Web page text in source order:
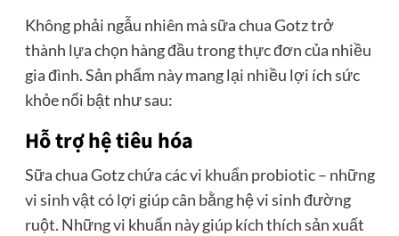
Không phải ngẫu nhiên mà sữa chua Gotz trở
thành lựa chọn hàng đầu trong thực đơn của nhiều
gia đình. Sản phẩm này mang lại nhiều lợi ích sức
khỏe nổi bật như sau:
Hỗ trợ hệ tiêu hóa
Sữa chua Gotz chứa các vi khuẩn probiotic – những
vi sinh vật có lợi giúp cân bằng hệ vi sinh đường
ruột. Những vi khuẩn này giúp kích thích sản xuất